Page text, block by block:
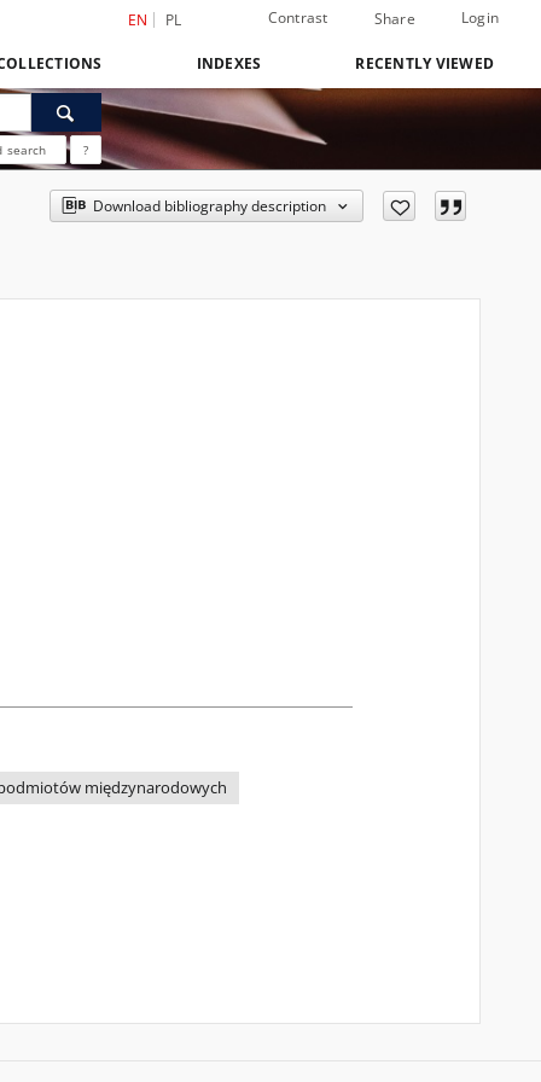
EN PL Contrast Share Login
INDEXES RECENTLY VIEWED
search ?
Download bibliography description
międzynarodowych